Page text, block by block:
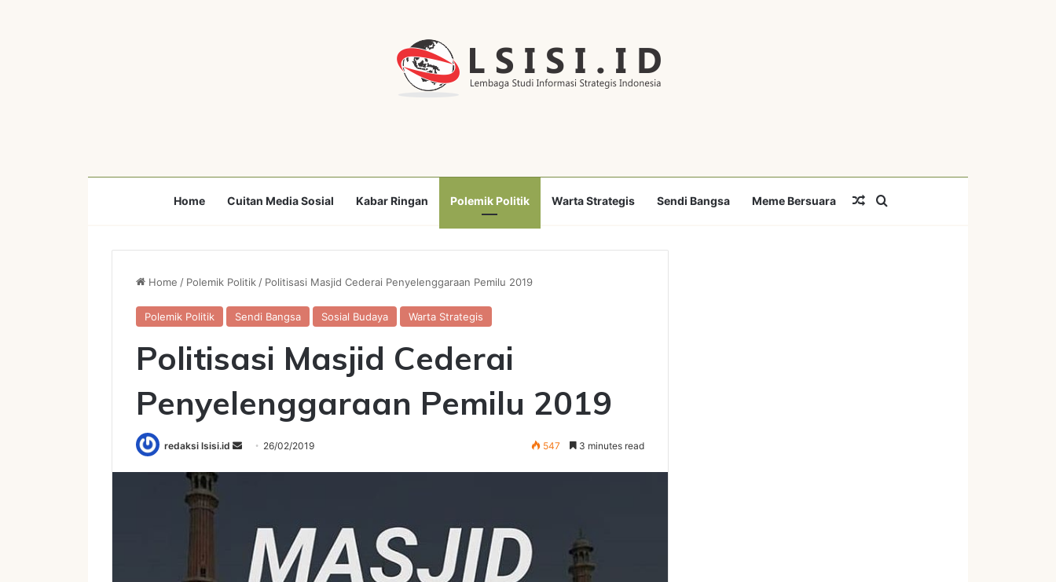
Home Cuitan Media Sosial Kabar Ringan Polemik Politik Warta Strategis Sendi Bangsa Meme Bersuara Random Article
Home / Polemik Politik / Politisasi Masjid Cederai Penyelenggaraan Pemilu 2019
Polemik Politik Sendi Bangsa Sosial Budaya Warta Strategis
Politisasi Masjid Cederai
Penyelenggaraan Pemilu 2019
redaksi lsisi.id
Send 26/02/2019 547 3 minutes read